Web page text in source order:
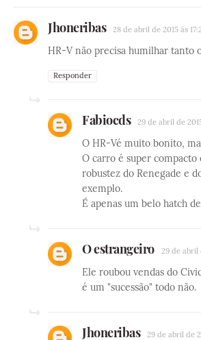
Jhoneribas 28 de abril de 2015 às
HR-V não precisa humilhar tanto
Responder
Fabiocds 29 de abril de
O HR-Vé muito bonito,
O carro é super compacto
robustez do Renegade e
exemplo.
É apenas um belo hatch
O estrangeiro 29 de abril
Ele roubou vendas do
é um "sucessão" todo não.
Jhoneribas 29 de abril de